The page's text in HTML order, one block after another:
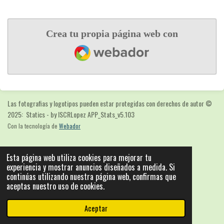
Esta página web utiliza cookies para mejorar tu
experiencia y mostrar anuncios diseñados a medida. Si
continúas utilizando nuestra página web, confirmas que
aceptas nuestro uso de cookies.
Aceptar
Crea tu propia página web con
Webador
Las fotografias y logotipos pueden estar protegidas con derechos de autor©
2025: Statics - by ISCRLopez APP_Stats_v5.103
Con la tecnología de Webador